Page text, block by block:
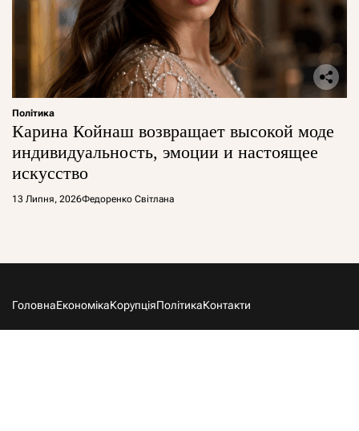
Політика
Карина Койнаш возвращает высокой моде
индивидуальность, эмоции и настоящее
искусство
13 Липня, 2026Федоренко Світлана
ГоловнаЕкономікаКорупціяПолітикаКонтакти